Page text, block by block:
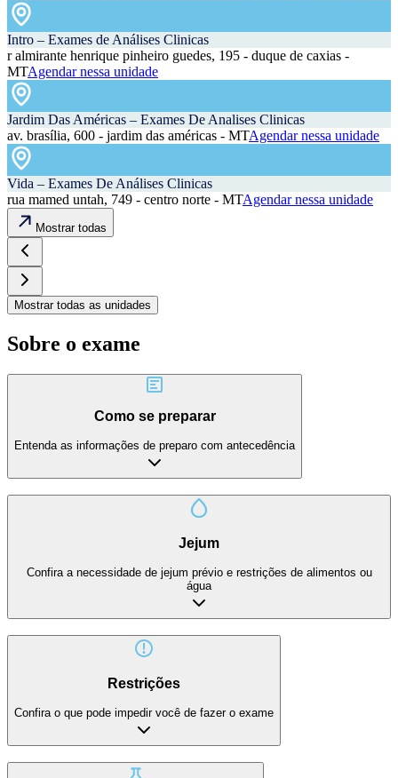
Intro – Exames de Análises Clinicas
r almirante henrique pinheiro guedes, 195 - duque de caxias -
MTAgendar nessa unidade
Jardim Das Américas – Exames De Analises Clinicas
av. brasília, 600 - jardim das américas - MTAgendar nessa unidade
Vida – Exames De Análises Clinicas
rua mamed untah, 749 - centro norte - MTAgendar nessa unidade
Mostrar todas
Mostrar todas as unidades
Sobre o exame
Como se preparar
Entenda as informações de preparo com antecedência
Jejum
Confira a necessidade de jejum prévio e restrições de alimentos ou
água
Restrições
Confira o que pode impedir você de fazer o exame